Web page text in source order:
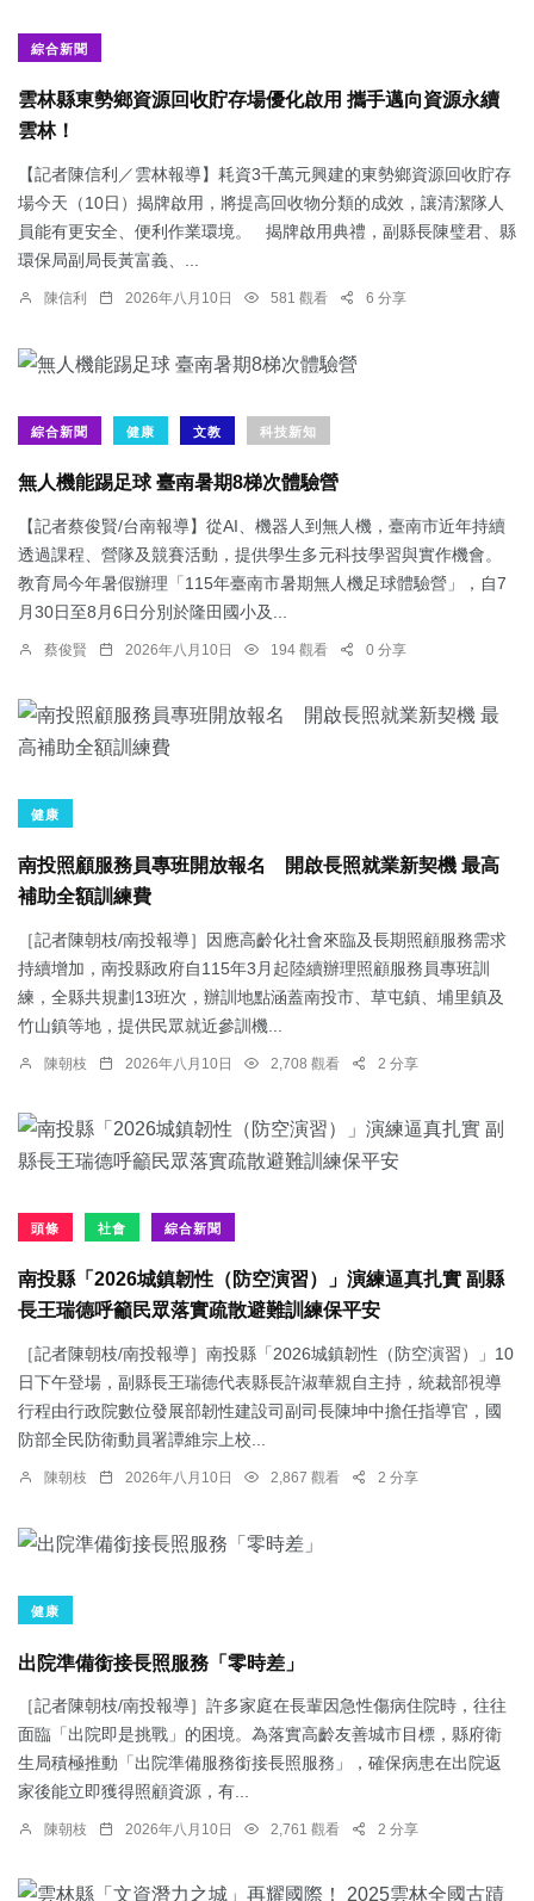
綜合新聞
雲林縣東勢鄉資源回收貯存場優化啟用 攜手邁向資源永續
雲林！
【記者陳信利／雲林報導】耗資3千萬元興建的東勢鄉資源回收貯存
場今天（10日）揭牌啟用，將提高回收物分類的成效，讓清潔隊人
員能有更安全、便利作業環境。 揭牌啟用典禮，副縣長陳璧君、縣
環保局副局長黃富義、...
陳信利 2026年八月10日 581 觀看 6 分享
綜合新聞 健康 文教 科技新知
無人機能踢足球 臺南暑期8梯次體驗營
【記者蔡俊賢/台南報導】從AI、機器人到無人機，臺南市近年持續
透過課程、營隊及競賽活動，提供學生多元科技學習與實作機會。
教育局今年暑假辦理「115年臺南市暑期無人機足球體驗營」，自7
月30日至8月6日分別於隆田國小及...
蔡俊賢 2026年八月10日 194 觀看 0 分享
健康
南投照顧服務員專班開放報名 開啟長照就業新契機 最高
補助全額訓練費
［記者陳朝枝/南投報導］因應高齡化社會來臨及長期照顧服務需求
持續增加，南投縣政府自115年3月起陸續辦理照顧服務員專班訓
練，全縣共規劃13班次，辦訓地點涵蓋南投市、草屯鎮、埔里鎮及
竹山鎮等地，提供民眾就近參訓機...
陳朝枝 2026年八月10日 2,708 觀看 2 分享
頭條 社會 綜合新聞
南投縣「2026城鎮韌性（防空演習）」演練逼真扎實 副縣
長王瑞德呼籲民眾落實疏散避難訓練保平安
［記者陳朝枝/南投報導］南投縣「2026城鎮韌性（防空演習）」10
日下午登場，副縣長王瑞德代表縣長許淑華親自主持，統裁部視導
行程由行政院數位發展部韌性建設司副司長陳坤中擔任指導官，國
防部全民防衛動員署譚維宗上校...
陳朝枝 2026年八月10日 2,867 觀看 2 分享
健康
出院準備銜接長照服務「零時差」
［記者陳朝枝/南投報導］許多家庭在長輩因急性傷病住院時，往往
面臨「出院即是挑戰」的困境。為落實高齡友善城市目標，縣府衛
生局積極推動「出院準備服務銜接長照服務」，確保病患在出院返
家後能立即獲得照顧資源，有...
陳朝枝 2026年八月10日 2,761 觀看 2 分享